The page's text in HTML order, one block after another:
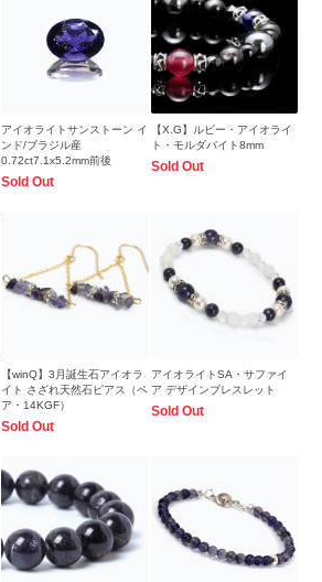
アイオライトサンストーン イ
ンド/ブラジル産
0.72ct7.1x5.2mm前後
Sold Out
【X.G】ルビー・アイオライ
ト・モルダバイト8mm
Sold Out
【winQ】3月誕生石アイオラ
イト さざれ天然石ピアス（ペ
ア・14KGF）
Sold Out
アイオライトSA・サファイ
ア デザインブレスレット
Sold Out